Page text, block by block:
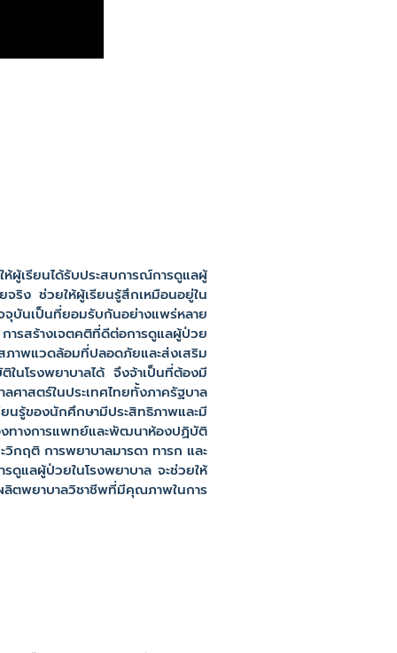
ผู้เรียนได้รับประสบการณ์การดูแลผู้
ริง ช่วยให้ผู้เรียนรู้สึกเหมือนอยู่ใน
บันเป็นที่ยอมรับกันอย่างแพร่หลาย
รสร้างเจตคติที่ดีต่อการดูแลผู้ป่วย
ภาพแวดล้อมที่ปลอดภัยและส่งเสริม
ในโรงพยาบาลได้ จึงจ้าเป็นที่ต้องมี
าสตร์ในประเทศไทยทั้งภาครัฐบาล
นรู้ของนักศึกษามีประสิทธิภาพและมี
ทางการแพทย์และพัฒนาห้องปฏิบัติ
กฤติ การพยาบาลมารดา ทารก และ
ดูแลผู้ป่วยในโรงพยาบาล จะช่วยให้
ลิตพยาบาลวิชาชีพที่มีคุณภาพในการ